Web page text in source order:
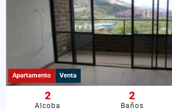
Apartamento Venta
2
Alcoba
2
Baños